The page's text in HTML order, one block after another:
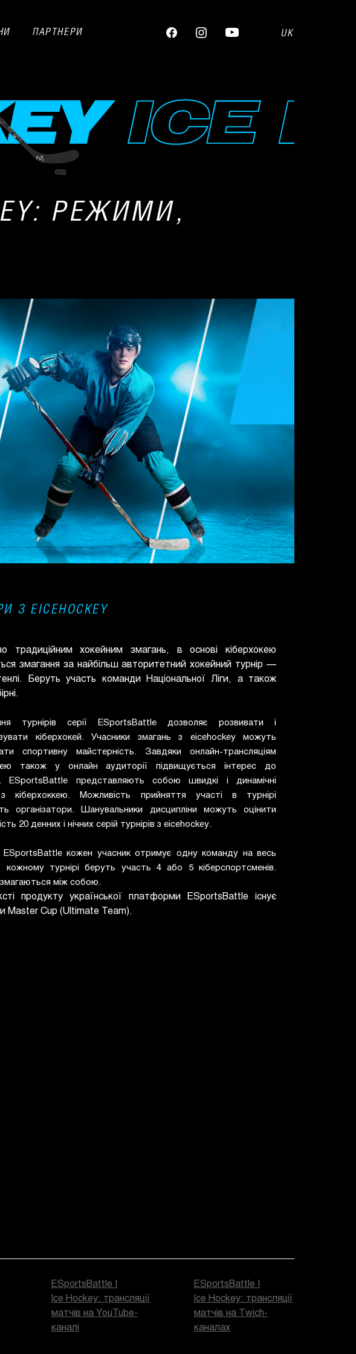
ПАРТНЕРИ UK
РЕЖИМИ,
З EICEHOCKEY
традиційним хокейним змагань, в основі кіберхокею
змагання за найбільш авторитетний хокейний турнір —
Беруть участь команди Національної Ліги, а також
турнірів серії ESportsBattle дозволяє розвивати і
кіберхокей. Учасники змагань з eicehockey можуть
спортивну майстерність. Завдяки онлайн-трансляціям
також у онлайн аудиторії підвищується інтерес до
ESportsBattle представляють собою швидкі і динамічні
кіберхоккею. Можливість прийняття участі в турнірі
організатори. Шанувальники дисципліни можуть оцінити
20 денних і нічних серій турнірів з eicehockey.
ESportsBattle кожен учасник отримує одну команду на весь
кожному турнірі беруть участь 4 або 5 кіберспортсменів.
змагаються між собою.
продукту української платформи ESportsBattle існує
Master Cup (Ultimate Team).
ESportsBattle |
Ice Hockey: трансляції
матчів на YouTube-
каналі
ESportsBattle |
Ice Hockey: трансляції
матчів на Twich-
каналах